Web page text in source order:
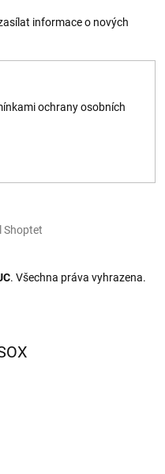
informace o nových
ochrany osobních
Shoptet
. Všechna práva vyhrazena.